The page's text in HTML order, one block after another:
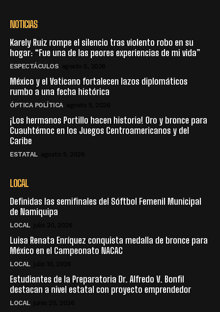
NOTICIAS
Karely Ruiz rompe el silencio tras violento robo en su
hogar: “Fue una de las peores experiencias de mi vida”
ESPECTÁCULOS
México y el Vaticano fortalecen lazos diplomáticos
rumbo a una fecha histórica
ÓPTICA POLÍTICA
¡Los hermanos Portillo hacen historia! Oro y bronce para
Cuauhtémoc en los Juegos Centroamericanos y del
Caribe
ESTATAL
LOCAL
Definidas las semifinales del Sóftbol Femenil Municipal
de Namiquipa
LOCAL
Luisa Renata Enríquez conquista medalla de bronce para
México en el Campeonato NACAC
LOCAL
Estudiantes de la Preparatoria Dr. Alfredo V. Bonfil
destacan a nivel estatal con proyecto emprendedor
LOCAL